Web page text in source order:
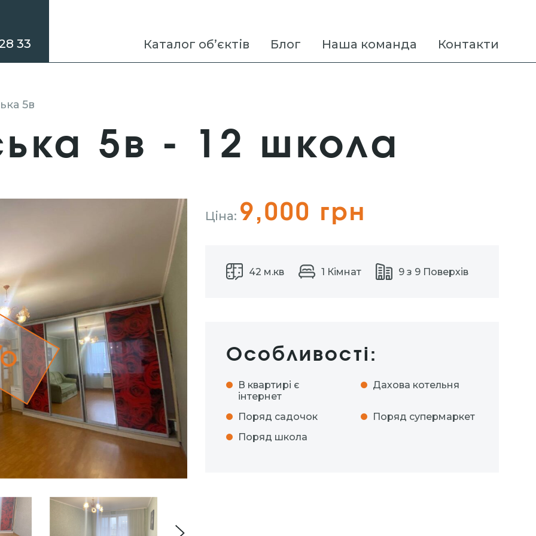
33 Каталог об’єктів Блог Наша команда Контакти
5в
5в - 12 школа
Ціна: 9,000 грн
42 м.кв 1 Кімнат 9 з 9 Поверхів
Особливості:
В квартирі є
інтернет
Дахова котельня
Поряд садочок
Поряд супермаркет
Поряд школа